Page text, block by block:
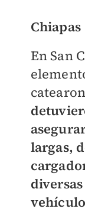
Chiapas
En San
largas,